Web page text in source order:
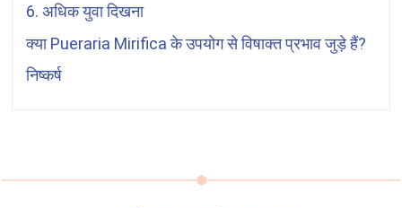
6. अधिक युवा दिखना
क्याPueraria Mirificaके उपयोग से विषाक्त प्रभाव जुड़े हैं?
निष्कर्ष